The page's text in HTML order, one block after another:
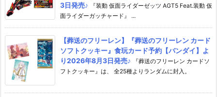
3日発売♪
『装動 仮面ライダーゼッツ AGT5 Feat.装動 仮
面ライダーガッチャード』 ...
【葬送のフリーレン】『葬送のフリーレン カード
ソフトクッキー』食玩カード予約【バンダイ】よ
り2026年8月3日発売♪
『葬送のフリーレン カードソ
フトクッキー』は、 全25種よりランダムに封入。